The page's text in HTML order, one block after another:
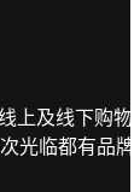
上及线下购物
光临都有品牌